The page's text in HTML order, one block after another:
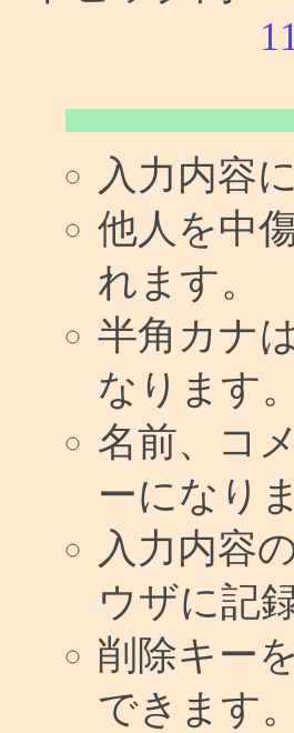
11
入力内容
他人を中
れます。
半角カナ
なります。
名前、コ
ーになり
入力内容
ウザに記
削除キー
できます。